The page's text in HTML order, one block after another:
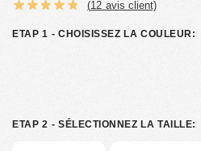
(12 avis client)
ETAP 1 - CHOISISSEZ LA COULEUR:
ETAP 2 - SÉLECTIONNEZ LA TAILLE: